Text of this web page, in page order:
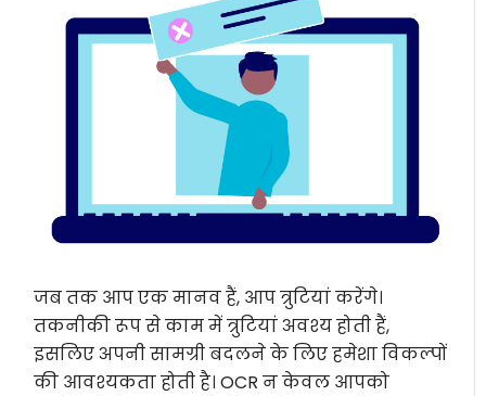
जब तक आप एक मानव हैं, आप त्रुटियां करेंगे।
तकनीकी रूप से काम में त्रुटियां अवश्य होती हैं,
इसलिए अपनी सामग्री बदलने के लिए हमेशा विकल्पों
की आवश्यकता होती है। OCR न केवल आपको